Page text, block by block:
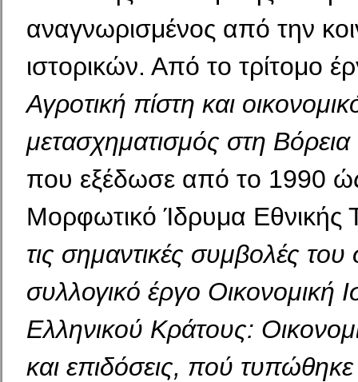
αναγνωρισμένος από την
ιστορικών. Από το τρίτομο
Αγροτική πί­στη και
μετασχηματισμός στη
που εξέδωσε από το 1990
Μορφωτικό Ίδρυμα Εθνικής
τις σημαντικές συμβολές
συλλογικό έργο Οικονομική
Ελληνικού Κράτους:
και επιδόσεις, πού τυπώθηκε